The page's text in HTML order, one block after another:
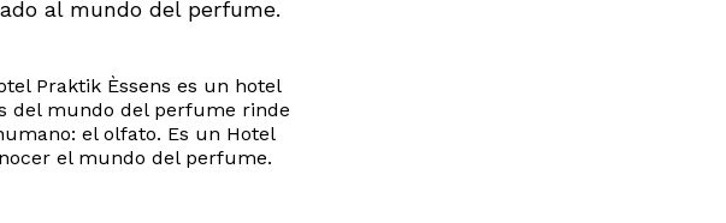
al mundo del perfume.
Praktik Èssens es un hotel
del mundo del perfume rinde
el olfato. Es un Hotel
el mundo del perfume.